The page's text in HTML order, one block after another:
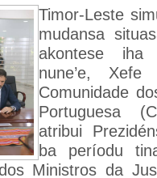
Timor-Leste
mudansa
akontese iha
nune’e,
Comunidade
Portuguesa
atribui
ba períodu
Ministros da